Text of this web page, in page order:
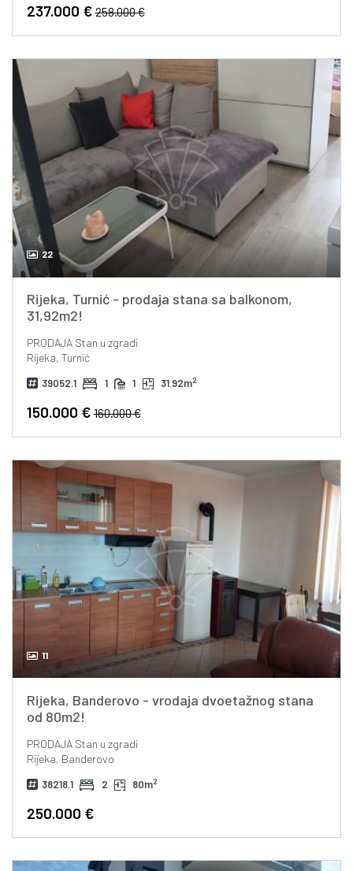
237.000 €258.000 €
22
Rijeka, Turnić - prodaja stana sa balkonom,
31,92m2!
PRODAJAStan u zgradi
Rijeka, Turnić
39052.1 1 1 31.92m2
150.000 €160.000 €
11
Rijeka, Banderovo - vrodaja dvoetažnog stana
od 80m2!
PRODAJAStan u zgradi
Rijeka, Banderovo
38218.1 2 80m2
250.000 €